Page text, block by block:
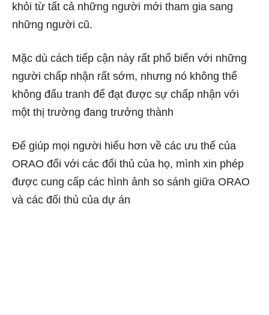
khỏi từ tất cả những người mới tham gia sang
những người cũ.
Mặc dù cách tiếp cận này rất phổ biến với những
người chấp nhận rất sớm, nhưng nó không thể
không đấu tranh để đạt được sự chấp nhận với
một thị trường đang trưởng thành
Để giúp mọi người hiểu hơn về các ưu thế của
ORAO đối với các đối thủ của họ, mình xin phép
được cung cấp các hình ảnh so sánh giữa ORAO
và các đối thủ của dự án